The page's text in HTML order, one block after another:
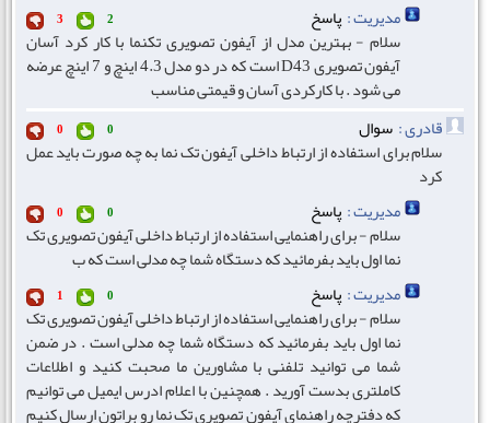
مدیریت :پاسخ 2
3
سلام - بهترین مدل از آیفون تصویری تکنما با کار کرد آسان
آیفون تصویری D43 است که در دو مدل 4.3 اینچ و 7 اینچ عرضه
می شود . با کارکردی آسان و قیمتی مناسب
قادری : سوال 0
0
سلام برای استفاده از ارتباط داخلی آیفون تک نما به چه صورت باید عمل
کرد
مدیریت :پاسخ 0
0
سلام - برای راهنمایی استفاده از ارتباط داخلی آیفون تصویری تک
نما اول باید بفرمائید که دستگاه شما چه مدلی است که ب
مدیریت :پاسخ 0
1
سلام - برای راهنمایی استفاده از ارتباط داخلی آیفون تصویری تک
نما اول باید بفرمائید که دستگاه شما چه مدلی است . در ضمن
شما می توانید تلفنی با مشاورین ما صحبت کنید و اطلاعات
کاملتری بدست آورید . همچنین با اعلام ادرس ایمیل می توانیم
که دفترچه راهنمای آیفون تصویری تک نما رو براتون ارسال کنیم